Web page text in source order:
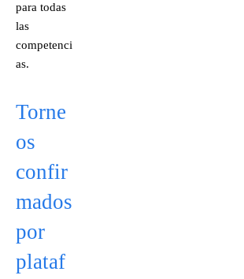
para todas
las
competenci
as.
Torne
os
confir
mados
por
plataf